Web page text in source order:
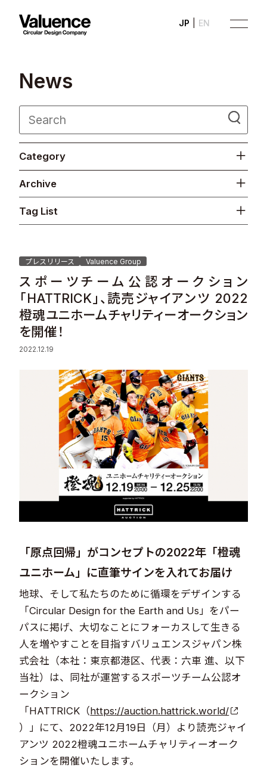
EN
JP
Company
Philosophy
Business
Investor Relations
Sustainability
Recruit
Contact
© Valuence Holdings Inc.
News
Category
Archive
Tag List
プレスリリース Valuence Group
スポーツチーム公認オークション
「HATTRICK」、読売ジャイアンツ 2022
橙魂ユニホームチャリティーオークション
を開催！
2022.12.19
「原点回帰」がコンセプトの2022年「橙魂
ユニホーム」に直筆サインを入れてお届け
地球、そして私たちのために循環をデザインする
「Circular Design for the Earth and Us」をパー
パスに掲げ、大切なことにフォーカスして生きる
人を増やすことを目指すバリュエンスジャパン株
式会社（本社：東京都港区、代表：六車 進、以下
当社）は、同社が運営するスポーツチーム公認オ
ークション
「HATTRICK（https://auction.hattrick.world/
）」にて、2022年12月19日（月）より読売ジャイ
アンツ 2022橙魂ユニホームチャリティーオーク
ションを開催いたします。